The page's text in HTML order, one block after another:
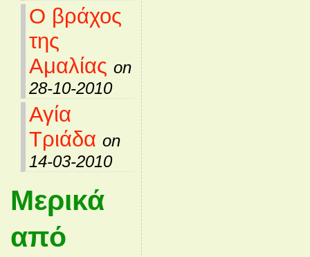
Ο βράχος
της
Αμαλίας on
28-10-2010
Αγία
Τριάδα on
14-03-2010
Μερικά
από